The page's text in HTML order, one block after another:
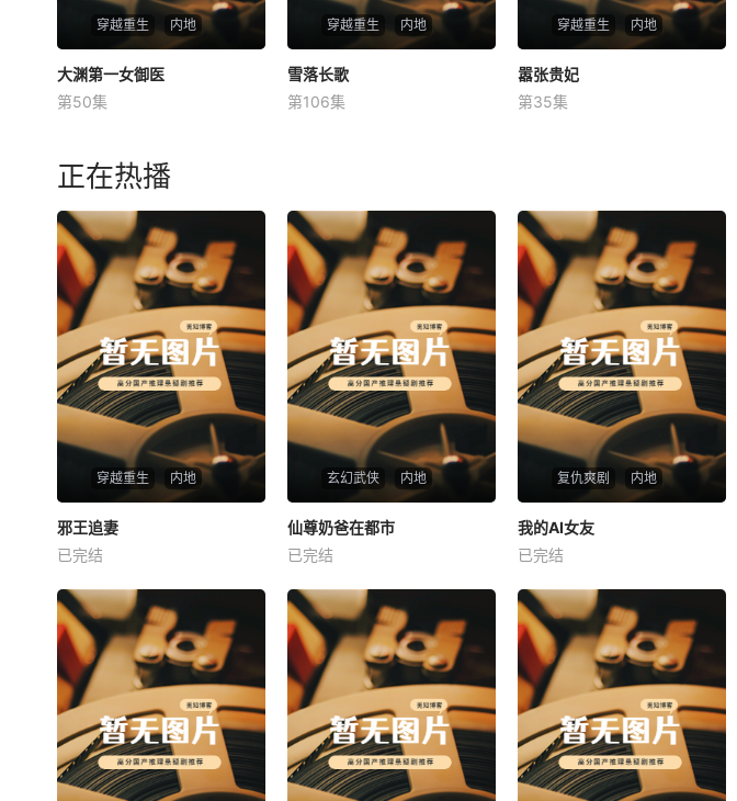
穿越重生 内地
大渊第一女御医
未知
大渊第一女御医
第50集
穿越重生 内地
雪落长歌
未知
雪落长歌
第106集
穿越重生 内地
嚣张贵妃
未知
嚣张贵妃
第35集
正在热播
穿越重生 内地
邪王追妻
未知
邪王追妻
已完结
玄幻武侠 内地
仙尊奶爸在都市
未知
仙尊奶爸在都市
已完结
复仇爽剧 内地
我的AI女友
未知
我的AI女友
已完结